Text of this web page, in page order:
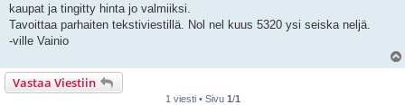
kaupat ja tingitty hinta jo valmiiksi.
Tavoittaa parhaiten tekstiviestillä. Nol nel kuus 5320 ysi seiska neljä.
-ville Vainio
Vastaa Viestiin
1 viesti • Sivu 1/1